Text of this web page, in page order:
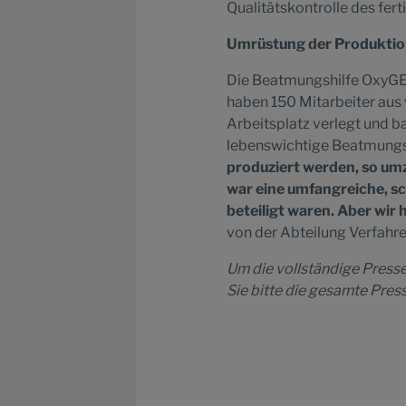
Qualitätskontrolle des
Umrüstungder
Die Beatmungshilfe
haben 150 Mitarbeiter
Arbeitsplatz verlegt und
lebenswichtige
produziert werden, so
war eine umfangreiche,
beteiligt waren. Aber wir
von der Abteilung
Um die vollständige
Sie bitte die gesamte